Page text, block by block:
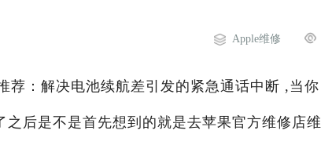
Apple维修
荐：解决电池续航差引发的紧急通话中断 ,当你
后是不是首先想到的就是去苹果官方维修店维